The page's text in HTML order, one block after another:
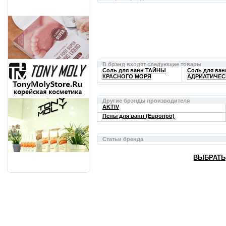
В брэнд входят следующие товары
Соль для ванн ТАЙНЫ
КРАСНОГО МОРЯ
Соль для
Другие брэнды производителя
AKTIV
Пены для ванн (Европро)
Статьи бренда